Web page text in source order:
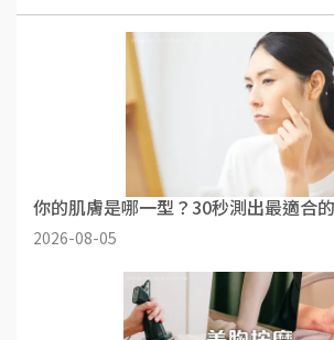
你的肌膚是哪一型？30秒測出最適合
2026-08-05